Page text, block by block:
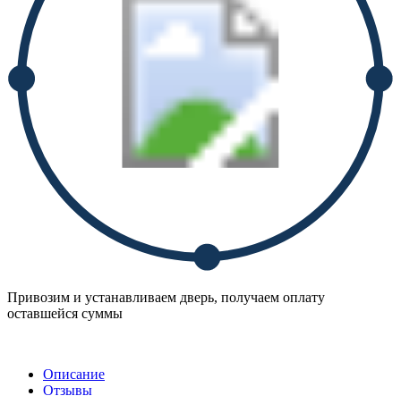
Привозим и устанавливаем дверь, получаем оплату
оставшейся суммы
Описание
Отзывы